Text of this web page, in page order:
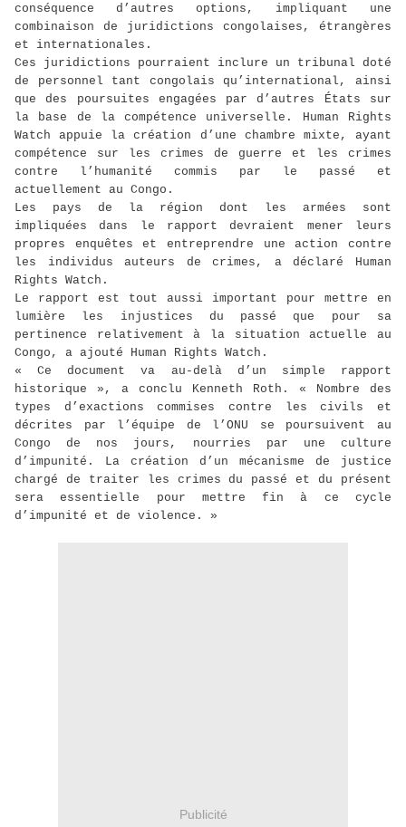
conséquence d’autres options, impliquant une
combinaison de juridictions congolaises, étrangères
et internationales.
Ces juridictions pourraient inclure un tribunal doté
de personnel tant congolais qu’international, ainsi
que des poursuites engagées par d’autres États sur
la base de la compétence universelle. Human Rights
Watch appuie la création d’une chambre mixte, ayant
compétence sur les crimes de guerre et les crimes
contre l’humanité commis par le passé et
actuellement au Congo.
Les pays de la région dont les armées sont
impliquées dans le rapport devraient mener leurs
propres enquêtes et entreprendre une action contre
les individus auteurs de crimes, a déclaré Human
Rights Watch.
Le rapport est tout aussi important pour mettre en
lumière les injustices du passé que pour sa
pertinence relativement à la situation actuelle au
Congo, a ajouté Human Rights Watch.
« Ce document va au-delà d’un simple rapport
historique », a conclu Kenneth Roth. « Nombre des
types d’exactions commises contre les civils et
décrites par l’équipe de l’ONU se poursuivent au
Congo de nos jours, nourries par une culture
d’impunité. La création d’un mécanisme de justice
chargé de traiter les crimes du passé et du présent
sera essentielle pour mettre fin à ce cycle
d’impunité et de violence. »
Publicité